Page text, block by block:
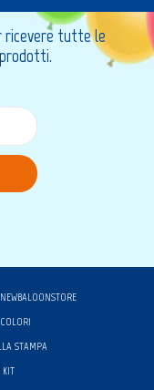
ricevere tutte le
STAMPA